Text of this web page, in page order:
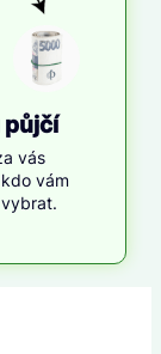
půjčí
vás
vám